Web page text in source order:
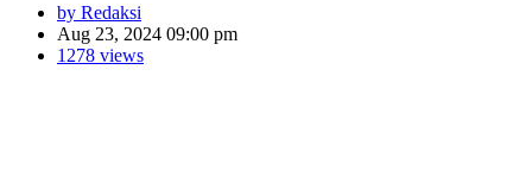
by Redaksi
Aug 23, 2024 09:00 pm
1278 views